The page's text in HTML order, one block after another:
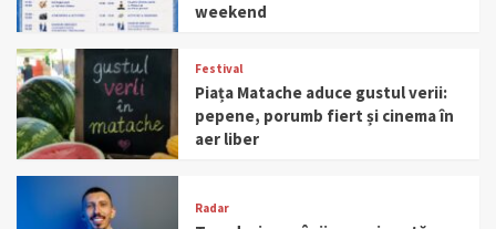
weekend
Festival
Piața Matache aduce gustul verii:
pepene, porumb fiert și cinema în
aer liber
Radar